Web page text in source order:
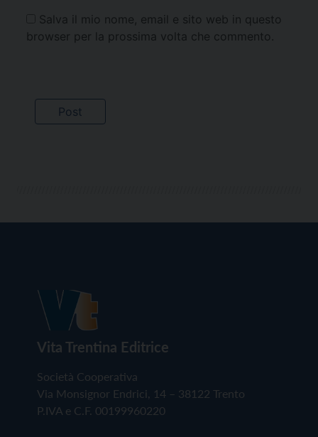
Salva il mio nome, email e sito web in questo
browser per la prossima volta che commento.
Vita Trentina Editrice
Società Cooperativa
Via Monsignor Endrici, 14 – 38122 Trento
P.IVA e C.F. 00199960220